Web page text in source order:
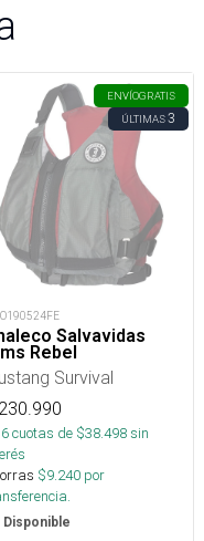
ENVÍOGRATIS
ÚLTIMAS3
Salvavidas
Rebel
Survival
230.990
6cuotas de $38.498sin
$9.240 por
Disponible